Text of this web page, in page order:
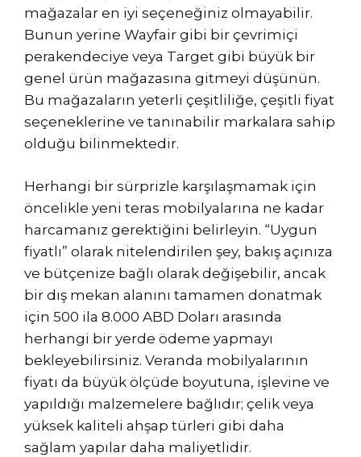
mağazalar en iyi seçeneğiniz olmayabilir.
Bunun yerine Wayfair gibi bir çevrimiçi
perakendeciye veya Target gibi büyük bir
genel ürün mağazasına gitmeyi düşünün.
Bu mağazaların yeterli çeşitliliğe, çeşitli fiyat
seçeneklerine ve tanınabilir markalara sahip
olduğu bilinmektedir.
Herhangi bir sürprizle karşılaşmamak için
öncelikle yeni teras mobilyalarına ne kadar
harcamanız gerektiğini belirleyin. “Uygun
fiyatlı” olarak nitelendirilen şey, bakış açınıza
ve bütçenize bağlı olarak değişebilir, ancak
bir dış mekan alanını tamamen donatmak
için 500 ila 8.000 ABD Doları arasında
herhangi bir yerde ödeme yapmayı
bekleyebilirsiniz. Veranda mobilyalarının
fiyatı da büyük ölçüde boyutuna, işlevine ve
yapıldığı malzemelere bağlıdır; çelik veya
yüksek kaliteli ahşap türleri gibi daha
sağlam yapılar daha maliyetlidir.